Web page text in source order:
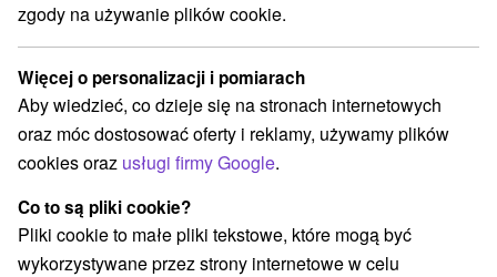
Vyhliadka Skaly
Przejdź do
Opinii Google
943 65 LeľaGPS:
N +47° 50' 13.93''
E +18° 46' 23.5''
zgody na używanie plików cookie.
Więcej o personalizacji i pomiarach
Aby wiedzieć, co dzieje się na stronach internetowych
oraz móc dostosować oferty i reklamy, używamy plików
cookies oraz usługi firmy Google.
Co to są pliki cookie?
Pliki cookie to małe pliki tekstowe, które mogą być
wykorzystywane przez strony internetowe w celu